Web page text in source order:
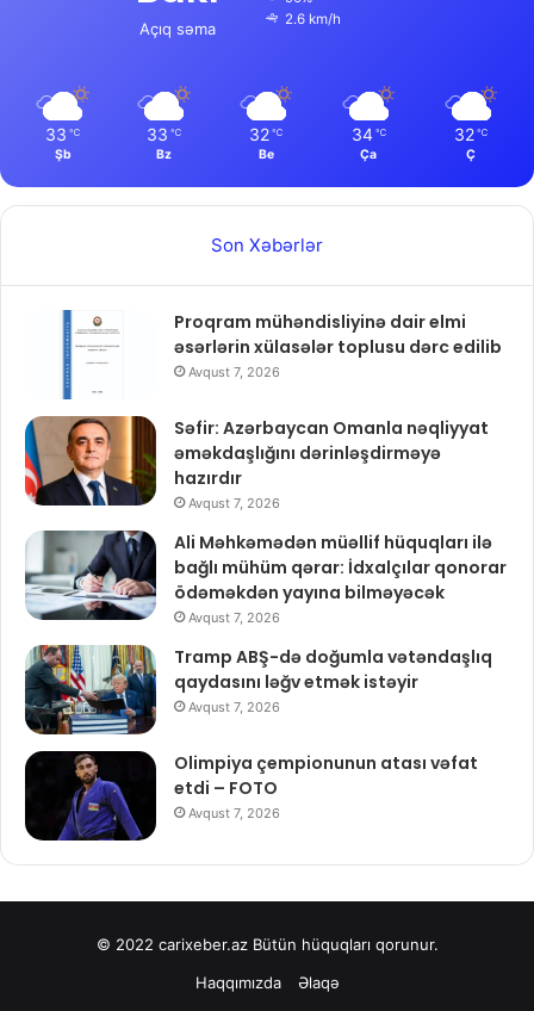
Açıq səma
2.6 km/h
33 ℃
Şb
33 ℃
Bz
32 ℃
Be
34 ℃
Ça
32 ℃
Ç
Son Xəbərlər
Proqram mühəndisliyinə dair elmi
əsərlərin xülasələr toplusu dərc edilib
Avqust 7, 2026
Səfir: Azərbaycan Omanla nəqliyyat
əməkdaşlığını dərinləşdirməyə
hazırdır
Avqust 7, 2026
Ali Məhkəmədən müəllif hüquqları ilə
bağlı mühüm qərar: İdxalçılar qonorar
ödəməkdən yayına bilməyəcək
Avqust 7, 2026
Tramp ABŞ-də doğumla vətəndaşlıq
qaydasını ləğv etmək istəyir
Avqust 7, 2026
Olimpiya çempionunun atası vəfat
etdi – FOTO
Avqust 7, 2026
© 2022 carixeber.azBütün hüquqları qorunur.
Haqqımızda
Əlaqə